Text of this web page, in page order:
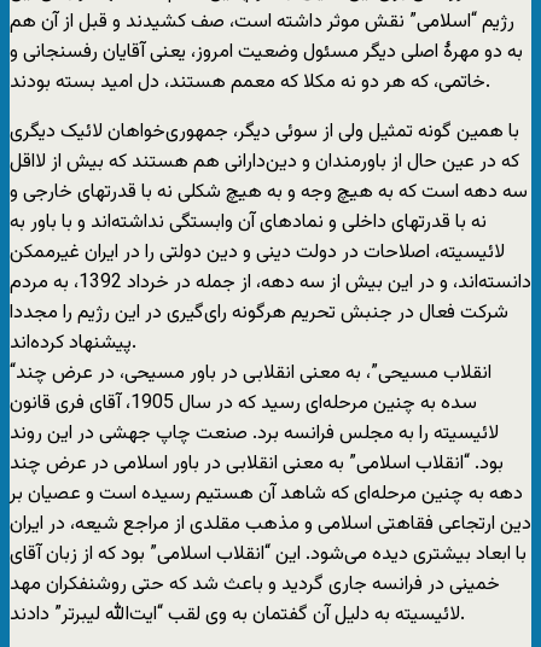
رژیم “اسلامی” نقش موثر داشته است، صف کشیدند و قبل از آن هم
به دو مهرۀ اصلی دیگر مسئول وضعیت امروز، یعنی آقایان رفسنجانی و
خاتمی، که هر دو نه مکلا که معمم هستند، دل امید بسته بودند.
با همین گونه تمثیل ولی از سوئی دیگر، جمهوری‌خواهان لائیک دیگری
که در عین حال از باورمندان و دین‌دارانی هم هستند که بیش از لااقل
سه دهه است که به هیچ وجه و به هیچ شکلی نه با قدرتهای خارجی و
نه با قدرتهای داخلی و نمادهای آن وابستگی نداشته‌اند و با باور به
لائیسیته، اصلاحات در دولت دینی و دین دولتی را در ایران غیرممکن
دانسته‌اند، و در این بیش از سه دهه، از جمله در خرداد 1392، به مردم
شرکت فعال در جنبش تحریم هرگونه رای‌گیری در این رژیم را مجددا
پیشنهاد کرده‌اند.
“انقلاب مسیحی”، به معنی انقلابی در باور مسیحی، در عرض چند
سده به چنین مرحله‌ای رسید که در سال 1905، آقای فری قانون
لائیسیته را به مجلس فرانسه برد. صنعت چاپ جهشی در این روند
بود. “انقلاب اسلامی” به معنی انقلابی در باور اسلامی در عرض چند
دهه به چنین مرحله‌ای که شاهد آن هستیم رسیده است و عصیان بر
دین ارتجاعی فقاهتی اسلامی و مذهب مقلدی از مراجع شیعه، در ایران
با ابعاد بیشتری دیده می‌شود. این “انقلاب اسلامی” بود که از زبان آقای
خمینی در فرانسه جاری گردید و باعث شد که حتی روشنفکران مهد
لائیسیته به دلیل آن گفتمان به وی لقب “ایت‌الله لیبرتر” دادند.